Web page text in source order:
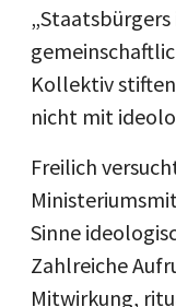
Kollektiv
nicht mit
Freilich
Sinne
Zahlreiche
Mitwirkung,